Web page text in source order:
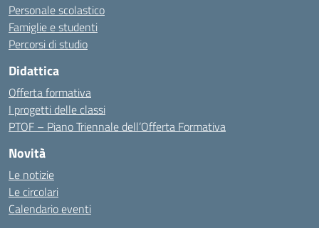
Personale scolastico
Famiglie e studenti
Percorsi di studio
Didattica
Offerta formativa
I progetti delle classi
PTOF – Piano Triennale dell’Offerta Formativa
Novità
Le notizie
Le circolari
Calendario eventi